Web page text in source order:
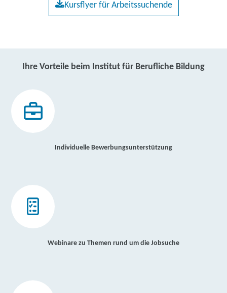
Kursflyer für Arbeitssuchende
Ihre Vorteile beim Institut für Berufliche Bildung
Individuelle Bewerbungsunterstützung
Webinare zu Themen rund um die Jobsuche